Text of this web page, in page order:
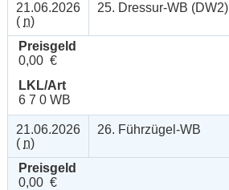
21.06.2026
( n)
25. Dressur-WB (DW2)
Preisgeld
0,00 €
LKL/Art
6 7 0 WB
21.06.2026
( n)
26. Führzügel-WB
Preisgeld
0,00 €